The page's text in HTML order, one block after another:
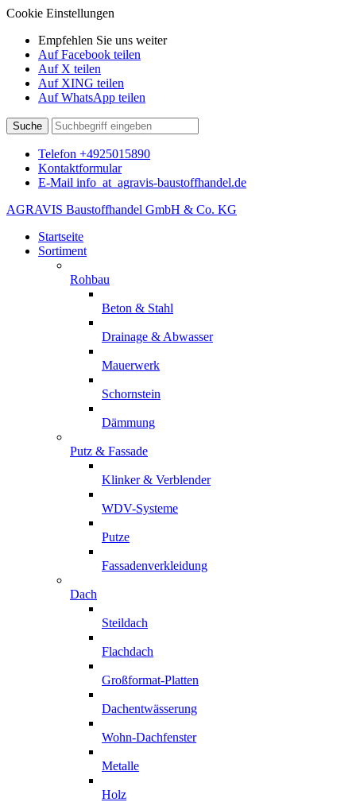
Cookie Einstellungen
Empfehlen Sie uns weiter
Auf Facebook teilen
Auf X teilen
Auf XING teilen
Auf WhatsApp teilen
Suche
Telefon +4925015890
Kontaktformular
E-Mail info _at_ agravis-baustoffhandel.de
AGRAVIS Baustoffhandel GmbH & Co. KG
Startseite
Sortiment
Rohbau
Beton & Stahl
Drainage & Abwasser
Mauerwerk
Schornstein
Dämmung
Putz & Fassade
Klinker & Verblender
WDV-Systeme
Putze
Fassadenverkleidung
Dach
Steildach
Flachdach
Großformat-Platten
Dachentwässerung
Wohn-Dachfenster
Metalle
Holz